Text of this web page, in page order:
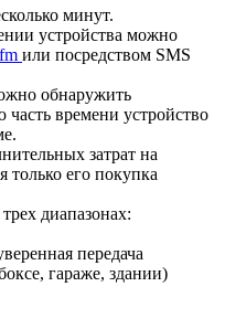
минут.
устройства можно
или посредством SMS
обнаружить
времени устройство
затрат на
только его покупка
диапазонах:
передача
гараже, здании)